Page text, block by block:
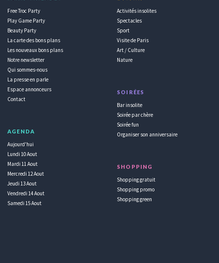
Free Troc Party
Play Game Party
Beauty Party
La carte des bons plans
Les nouveaux bons plans
Notre newsletter
Qui sommes-nous
La presse en parle
Espace annonceurs
Contact
AGENDA
Aujourd'hui
Lundi 10 Aout
Mardi 11 Aout
Mercredi 12 Aout
Jeudi 13 Aout
Vendredi 14 Aout
Samedi 15 Aout
Activités insolites
Spectacles
Sport
Visite de Paris
Art / Culture
Nature
SOIRÉES
Bar insolite
Soirée par chère
Soirée fun
Organiser son anniversaire
SHOPPING
Shopping gratuit
Shopping promo
Shopping green